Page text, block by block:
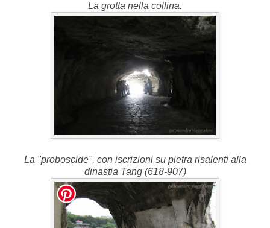
La grotta nella collina.
La "proboscide", con iscrizioni su pietra risalenti alla
dinastia Tang (618-907)